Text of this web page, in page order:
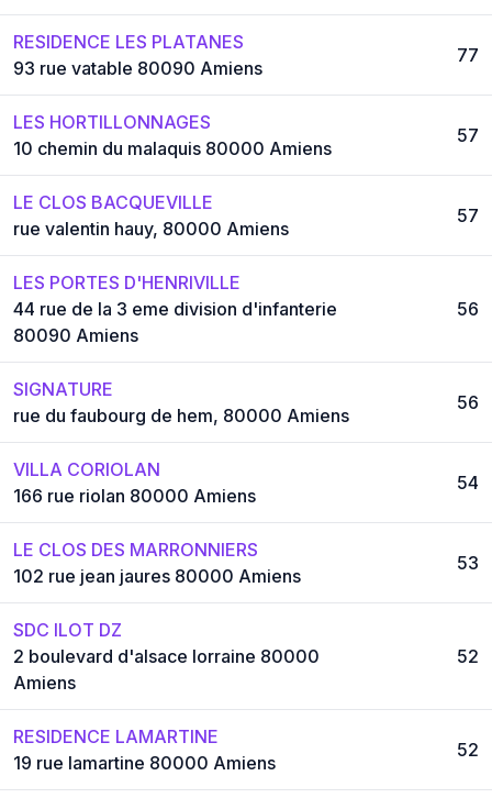
RESIDENCE LES PLATANES
93 rue vatable 80090 Amiens
77
LES HORTILLONNAGES
10 chemin du malaquis 80000 Amiens
57
LE CLOS BACQUEVILLE
rue valentin hauy, 80000 Amiens
57
LES PORTES D'HENRIVILLE
44 rue de la 3 eme division d'infanterie
80090 Amiens
56
SIGNATURE
rue du faubourg de hem, 80000 Amiens
56
VILLA CORIOLAN
166 rue riolan 80000 Amiens
54
LE CLOS DES MARRONNIERS
102 rue jean jaures 80000 Amiens
53
SDC ILOT DZ
2 boulevard d'alsace lorraine 80000
Amiens
52
RESIDENCE LAMARTINE
19 rue lamartine 80000 Amiens
52